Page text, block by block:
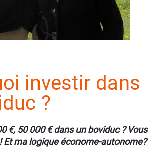
investir dans
?
€, 50 000 € dans un boviduc ? Vous
Et ma logique économe-autonome?